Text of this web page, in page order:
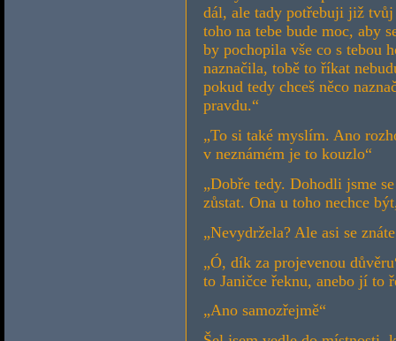
dál, ale tady potřebuji již tvůj
toho na tebe bude moc, aby
by pochopila vše co s tebou
naznačila, tobě to říkat
pokud tedy chceš něco
pravdu.“
„To si také myslím. Ano
v neznámém je to kouzlo“
„Dobře tedy. Dohodli jsme
zůstat. Ona u toho nechce
„Nevydržela? Ale asi se
„Ó, dík za projevenou
to Janičce řeknu, anebo jí to
„Ano samozřejmě“